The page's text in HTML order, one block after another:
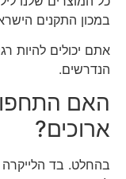
במכון התקנים
אתם יכולים להיות
הנדרשים.
האם
ארוכים?
בהחלט. בד